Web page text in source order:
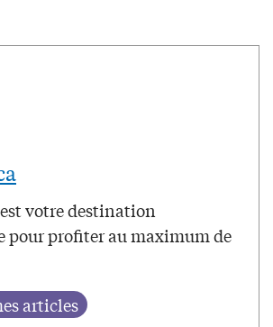
votre destination
pour profiter au maximum de